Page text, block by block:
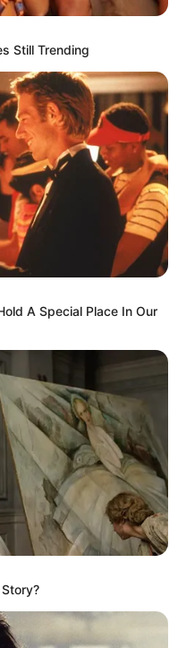
SİYASƏT
FƏRMAN
Still Trending
A Special Place In Our